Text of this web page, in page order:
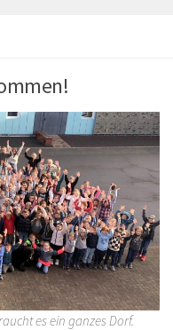
es ein ganzes Dorf.